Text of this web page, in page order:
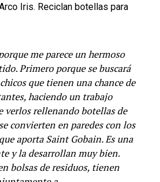
Iris. Reciclan botellas para
me parece un hermoso
Primero porque se buscará
que tienen una chance de
haciendo un trabajo
verlos rellenando botellas de
convierten en paredes con los
aporta Saint Gobain. Es una
y la desarrollan muy bien.
bolsas de residuos, tienen